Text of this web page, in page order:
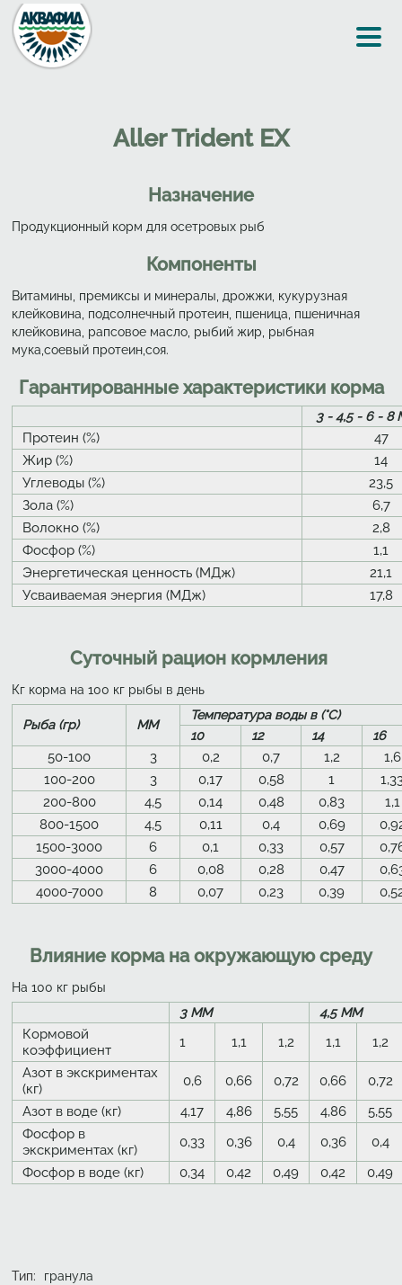
Перейти к основному содержанию
Aller Trident EX
Назначение
Продукционный корм для осетровых рыб
Компоненты
Витамины, премиксы и минералы, дрожжи, кукурузная
клейковина, подсолнечный протеин, пшеница, пшеничная
клейковина, рапсовое масло, рыбий жир, рыбная
мука,соевый протеин,соя.
Гарантированные характеристики корма
3 - 4,5 - 6 - 8
Протеин (%)
47
Жир (%)
14
Углеводы (%)
23,5
Зола (%)
6,7
Волокно (%)
2,8
Фосфор (%)
1,1
Энергетическая ценность (МДж)
21,1
Усваиваемая энергия (МДж)
17,8
Суточный рацион кормления
Кг корма на 100 кг рыбы в день
Рыба (гр) ММ
Температура воды в (°C)
10
12 14 16
50-100 3 0,2 0,7 1,2
1,6
100-200
3 0,17 0,58 1
200-800
4,5 0,14 0,48 0,83
1,1
800-1500
4,5 0,11 0,4 0,69
1500-3000
6 0,1 0,33 0,57
3000-4000
6 0,08 0,28 0,47
4000-7000
8 0,07 0,23 0,39
Влияние корма на окружающую среду
На 100 кг рыбы
3 ММ 4,5 ММ
Кормовой
коэффициент
1 1,1 1,2 1,1
1,2
Азот в экскриментах
(кг)
0,6 0,66 0,72 0,66
0,72
Азот в воде (кг)
4,17 4,86 5,55 4,86
5,55
Фосфор в
экскриментах (кг)
0,33 0,36 0,4 0,36
0,4
Фосфор в воде (кг)
0,34 0,42 0,49 0,42 0,49
Тип:
гранула